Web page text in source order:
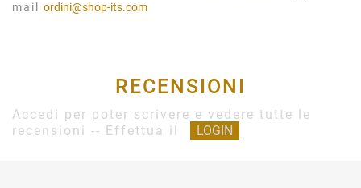
mail ordini@shop-its.com
RECENSIONI
Accedi per poter scrivere e vedere tutte le
recensioni -- Effettua il
LOGIN